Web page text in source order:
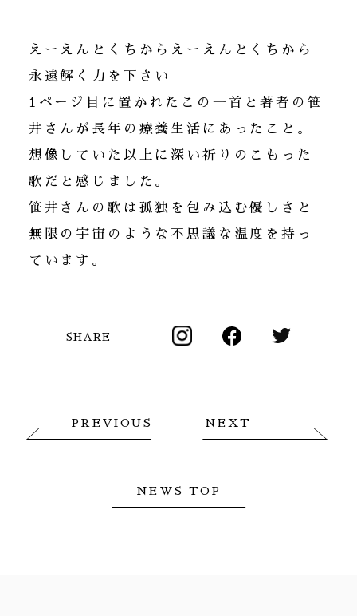
えーえんとくちからえーえんとくちから
永遠解く力を下さい
1ページ目に置かれたこの一首と著者の笹
井さんが長年の療養生活にあったこと。
想像していた以上に深い祈りのこもった
歌だと感じました。
笹井さんの歌は孤独を包み込む優しさと
無限の宇宙のような不思議な温度を持っ
ています。
SHARE
PREVIOUS
NEWS TOP
NEXT